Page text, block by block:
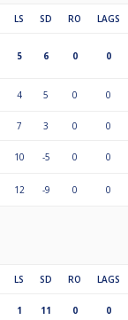
LS SD RO LAGS
5 6 0 0
4 5 0 0
7 3 0 0
10 -5 0 0
12 -9 0 0
LS SD RO LAGS
1 11 0 0